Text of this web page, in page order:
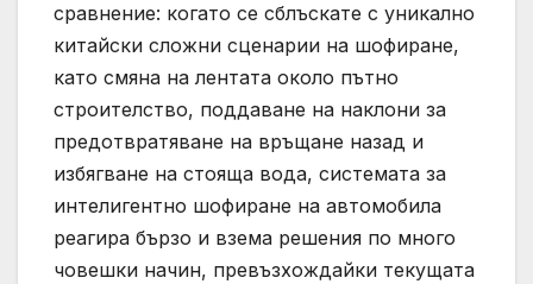
сравнение: когато се сблъскате с уникално
китайски сложни сценарии на шофиране,
като смяна на лентата около пътно
строителство, поддаване на наклони за
предотвратяване на връщане назад и
избягване на стояща вода, системата за
интелигентно шофиране на автомобила
реагира бързо и взема решения по много
човешки начин, превъзхождайки текущата